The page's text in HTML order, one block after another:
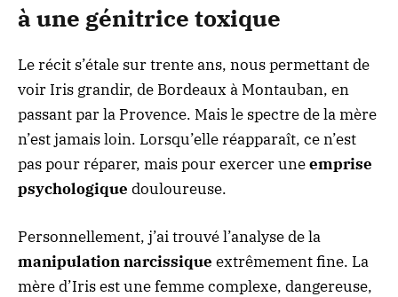
à une génitrice toxique
Le récit s’étale sur trente ans, nous permettant de
voir Iris grandir, de Bordeaux à Montauban, en
passant par la Provence. Mais le spectre de la mère
n’est jamais loin. Lorsqu’elle réapparaît, ce n’est
pas pour réparer, mais pour exercer uneemprise
psychologique douloureuse.
Personnellement, j’ai trouvé l’analyse de la
manipulation narcissique extrêmement fine. La
mère d’Iris est une femme complexe, dangereuse,